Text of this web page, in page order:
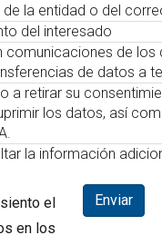
de la entidad o del
del interesado
comunicaciones de
de datos a
a retirar su
los datos, así
la información
el
en los
Enviar